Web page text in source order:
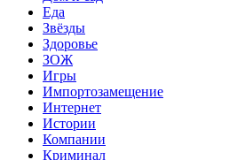
Еда
Звёзды
Здоровье
ЗОЖ
Игры
Импортозамещение
Интернет
Истории
Компании
Криминал